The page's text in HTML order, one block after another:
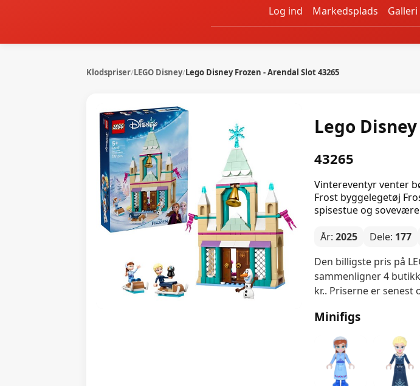
Log ind Markedsplads Galleri
Klodspriser/LEGO Disney/Lego Disney Frozen - Arendal Slot 43265
Lego
43265
Vintereventyr venter
Frost byggelegetøj
spisestue og
År:2025 Dele: 177
Den billigste pris på
sammenligner 4
kr.. Priserne er senest
Minifigs